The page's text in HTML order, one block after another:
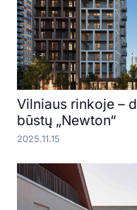
Vilniaus rinkoje –
būstų „Newton“
2025.11.15